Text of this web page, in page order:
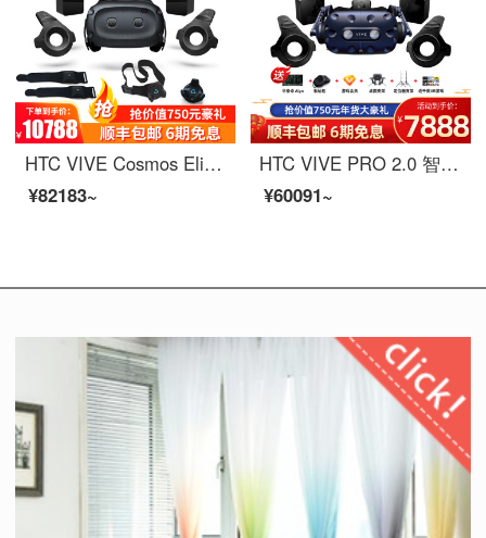
HTC VIVE Cosmos Elite精英版套装 VR体感游戏机 专业虚拟现实htcvr眼镜 Cosmos-Elite+全身追踪
¥82183~
HTC VIVE PRO 2.0 智能VR眼镜 虚拟现实 VR游戏机 PC 3D头盔 2Q29100 HTC-Vive-Pro-1.0套装
¥60091~